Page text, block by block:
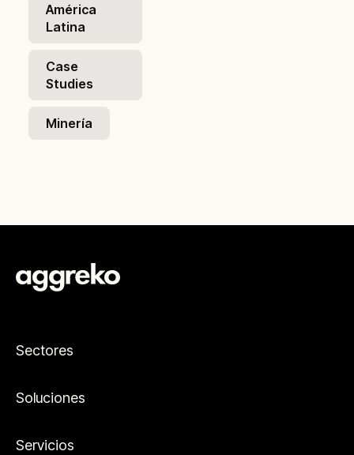
América
Latina
Case
Studies
Minería
Sectores
Soluciones
Servicios